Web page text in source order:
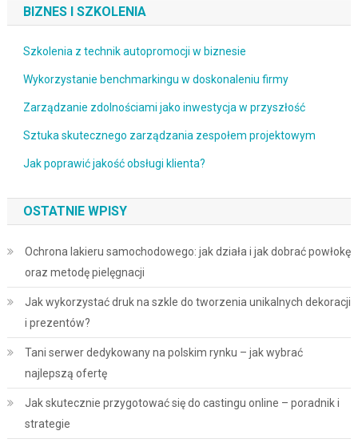
BIZNES I SZKOLENIA
Szkolenia z technik autopromocji w biznesie
Wykorzystanie benchmarkingu w doskonaleniu firmy
Zarządzanie zdolnościami jako inwestycja w przyszłość
Sztuka skutecznego zarządzania zespołem projektowym
Jak poprawić jakość obsługi klienta?
OSTATNIE WPISY
Ochrona lakieru samochodowego: jak działa i jak dobrać powłokę
oraz metodę pielęgnacji
Jak wykorzystać druk na szkle do tworzenia unikalnych dekoracji
i prezentów?
Tani serwer dedykowany na polskim rynku – jak wybrać
najlepszą ofertę
Jak skutecznie przygotować się do castingu online – poradnik i
strategie